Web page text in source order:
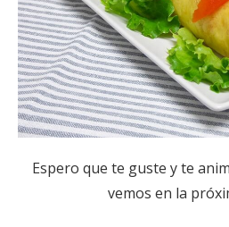
Espero que te guste y te
vemos en la